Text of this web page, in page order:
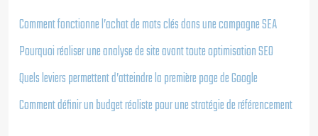
Comment fonctionne l’achat de mots clés dans une campagne SEA
Pourquoi réaliser une analyse de site avant toute optimisation SEO
Quels leviers permettent d’atteindre la première page de Google
Comment définir un budget réaliste pour une stratégie de référencement